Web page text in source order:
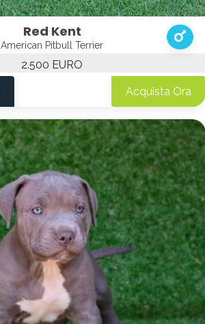
Red Kent
American Pitbull Terrier
2.500 EURO
Acquista Ora